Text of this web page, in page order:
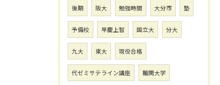
後期 阪大 勉強時間 大分市 塾
予備校 早慶上智 国立大 分大
九大 東大 現役合格
代ゼミサテライン講座 難関大学